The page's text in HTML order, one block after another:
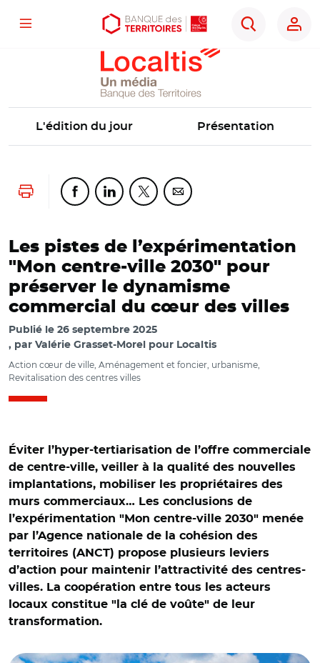
Aller
Aller
Ouvrir
d'accessibilité
Menu
Rechercher
Localtis
L'édition du jour Présentation
Lancer l'impressionPartager cette page sur Facebook
Partager cette page sur Linkedin
Partager cette page sur Twitter
Partager cette page sur
Les pistes de l’expérimentation
"Mon centre-ville 2030" pour
préserver le dynamisme
commercial du cœur des villes
Publié le 26 septembre 2025
par Valérie Grasset-Morel pour Localtis
Action cœur de ville, Aménagement et foncier, urbanisme,
Revitalisation des centres villes
Éviter l’hyper-tertiarisation de l’offre commerciale
de centre-ville, veiller à la qualité des nouvelles
implantations, mobiliser les propriétaires des
murs commerciaux… Les conclusions de
l’expérimentation "Mon centre-ville 2030" menée
par l’Agence nationale de la cohésion des
territoires (ANCT) propose plusieurs leviers
d’action pour maintenir l’attractivité des centres-
villes. La coopération entre tous les acteurs
locaux constitue "la clé de voûte" de leur
transformation.